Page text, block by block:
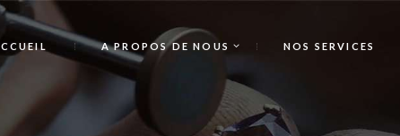
A PROPOS DE NOUS NOS SERVICES